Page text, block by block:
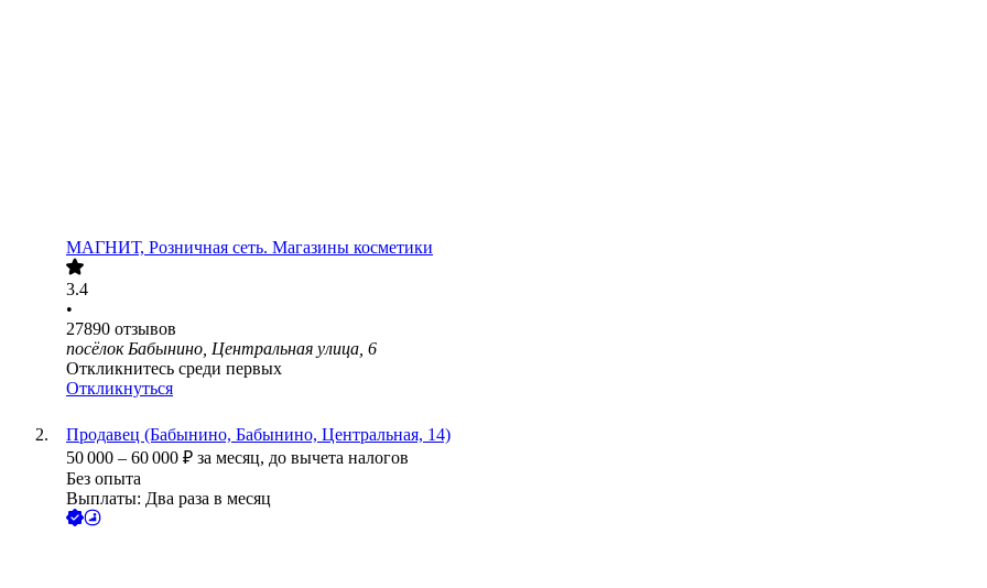
МАГНИТ, Розничная сеть. Магазины косметики
3.4
•
27890 отзывов
посёлок Бабынино, Центральная улица, 6
Откликнитесь среди первых
Откликнуться
Продавец (Бабынино, Бабынино, Центральная, 14)
50 000 – 60 000 ₽ за месяц, до вычета налогов
Без опыта
Выплаты: Два раза в месяц